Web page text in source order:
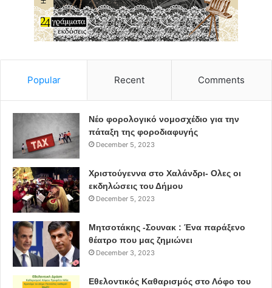
Popular Recent Comments
Νέο φορολογικό νομοσχέδιο για την
πάταξη της φοροδιαφυγής
December 5, 2023
Χριστούγεννα στο Χαλάνδρι- Ολες οι
εκδηλώσεις του Δήμου
December 5, 2023
Μητσοτάκης -Σουνακ : Ένα παράξενο
θέατρο που μας ζημιώνει
December 3, 2023
Εθελοντικός Καθαρισμός στο Λόφο του